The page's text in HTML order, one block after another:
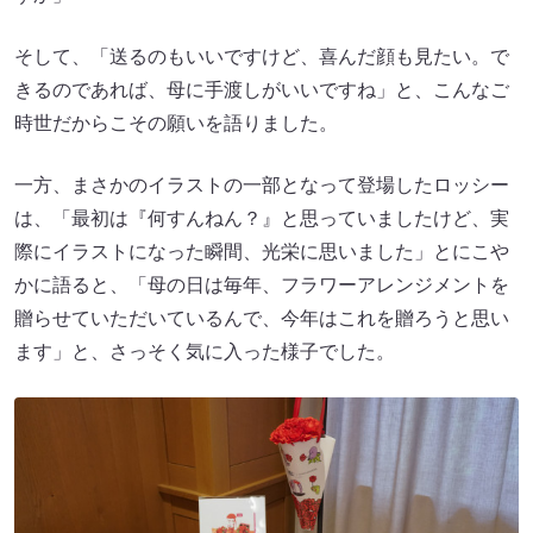
そして、「送るのもいいですけど、喜んだ顔も見たい。で
きるのであれば、母に手渡しがいいですね」と、こんなご
時世だからこその願いを語りました。
一方、まさかのイラストの一部となって登場したロッシー
は、「最初は『何すんねん？』と思っていましたけど、実
際にイラストになった瞬間、光栄に思いました」とにこや
かに語ると、「母の日は毎年、フラワーアレンジメントを
贈らせていただいているんで、今年はこれを贈ろうと思い
ます」と、さっそく気に入った様子でした。